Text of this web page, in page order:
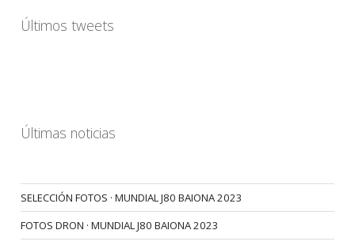
Últimos tweets
Últimas noticias
SELECCIÓN FOTOS · MUNDIAL J80 BAIONA 2023
FOTOS DRON · MUNDIAL J80 BAIONA 2023